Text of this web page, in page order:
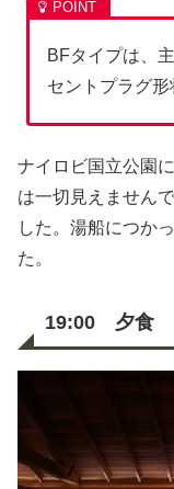
BFタイプは、
セントプラグ形
ナイロビ国立公園
は一切見えません
した。湯船につか
た。
19:00 夕食